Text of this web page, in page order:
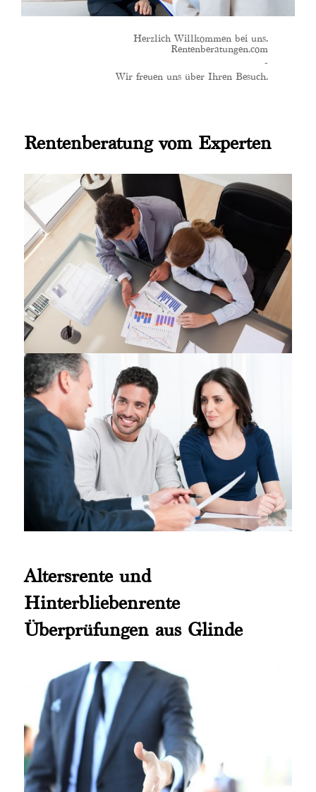
Herzlich Willkommen bei uns.
Rentenberatungen.com
-
Wir freuen uns über Ihren Besuch.
Rentenberatung vom Experten
Altersrente und
Hinterbliebenrente
Überprüfungen aus Glinde